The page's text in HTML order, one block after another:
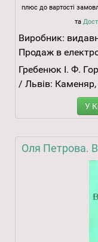
плюс до вартості
та
Виробник:
Продаж в
Гребенюк І. Ф.
/ Львів:
У
Оля Петрова.